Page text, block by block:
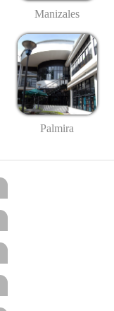
Manizales
Palmira